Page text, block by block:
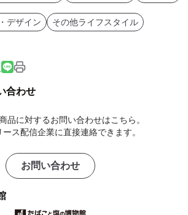
デザイン
その他ライフスタイル
合わせ
品に対するお問い合わせはこちら。
ス配信企業に直接連絡できます。
お問い合わせ